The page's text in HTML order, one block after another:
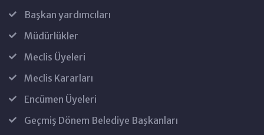
Başkan yardımcıları
Müdürlükler
Meclis Üyeleri
Meclis Kararları
Encümen Üyeleri
Geçmiş Dönem Belediye Başkanları